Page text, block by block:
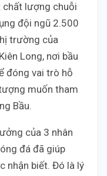
chất lượng chuỗi
đội ngũ 2.500
trường của
Long, nơi bầu
đóng vai trò hỗ
muốn tham
Bầu.
của 3 nhân
đá đã giúp
nhận biết. Đó là lý